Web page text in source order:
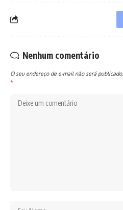
Nenhum comentário
O seu endereço de e-mail não será publicado.
*